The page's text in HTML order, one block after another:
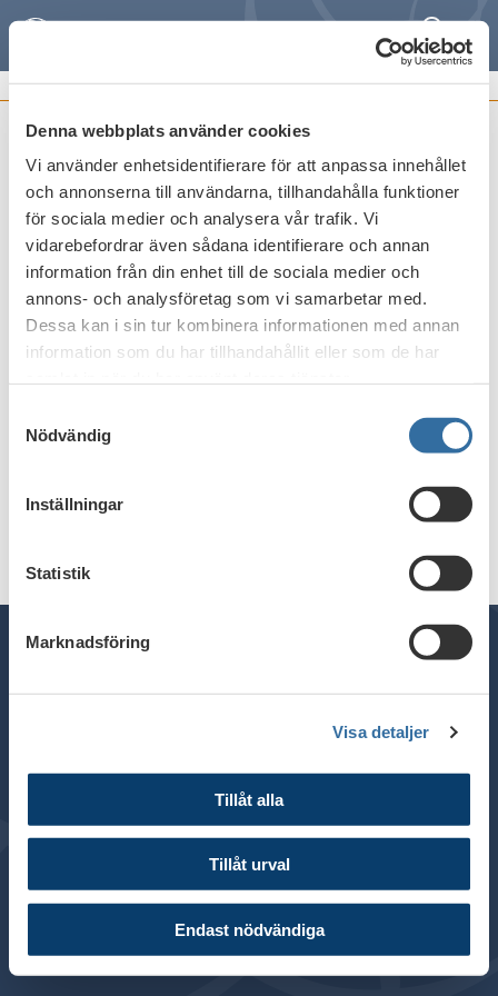
Denna webbplats använder cookies
Vi använder enhetsidentifierare för att anpassa innehållet
och annonserna till användarna, tillhandahålla funktioner
för sociala medier och analysera vår trafik. Vi
vidarebefordrar även sådana identifierare och annan
information från din enhet till de sociala medier och
annons- och analysföretag som vi samarbetar med.
Dessa kan i sin tur kombinera informationen med annan
information som du har tillhandahållit eller som de har
Nödvändig
Inställningar
Statistik
Marknadsföring
Visa detaljer
Tillåt alla
Tillåt urval
Endast nödvändiga
SökMeny
Protokoll nr 4 2017
Publicerat den24 november 2017
Skriv ut
Postadress: Box 7603, 103 94 Stockholm
Besöksadress: Blasieholmsgatan 4B
© 2024 Svenska Bankföreningen
Om webbplatsen